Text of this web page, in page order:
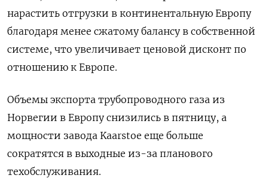
нарастить отгрузки в континентальную Европу
благодаря менее сжатому балансу в собственной
системе, что увеличивает ценовой дисконт по
отношению к Европе.
Объемы экспорта трубопроводного газа из
Норвегии в Европу снизились в пятницу, а
мощности завода Kaarstoe еще больше
сократятся в выходные из-за планового
техобслуживания.